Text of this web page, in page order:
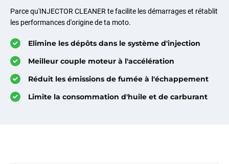
Parce qu'INJECTOR CLEANER te facilite les démarrages et rétablit
les performances d'origine de ta moto.
Elimine les dépôts dans le système d'injection
Meilleur couple moteur à l'accélération
Réduit les émissions de fumée à l'échappement
Limite la consommation d'huile et de carburant